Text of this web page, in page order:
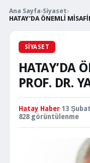
Ana Sayfa›Siyaset›
HATAY’DA ÖNEMLİ
SIYASET
HATAY’DA
PROF. DR.
Hatay Haber·13
828 görüntülenme